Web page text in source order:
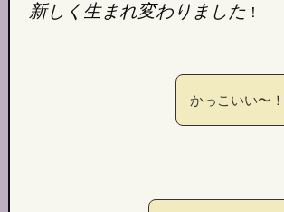
新しく生まれ変わりました ！
かっこいい〜！